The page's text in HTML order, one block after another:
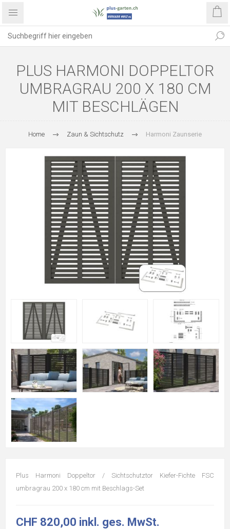
PLUS HARMONI DOPPELTOR
UMBRAGRAU 200 X 180 CM
MIT BESCHLÄGEN
Home Zaun & Sichtschutz Harmoni Zaunserie
Plus Harmoni Doppeltor / Sichtschutztor Kiefer-Fichte FSC
umbragrau 200 x 180 cm mit Beschlags-Set
CHF 820,00 inkl. ges. MwSt.